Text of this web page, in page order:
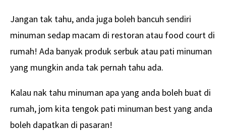
Jangan tak tahu, anda juga boleh bancuh sendiri
minuman sedap macam di restoran atau food court di
rumah! Ada banyak produk serbuk atau pati minuman
yang mungkin anda tak pernah tahu ada.
Kalau nak tahu minuman apa yang anda boleh buat di
rumah, jom kita tengok pati minuman best yang anda
boleh dapatkan di pasaran!